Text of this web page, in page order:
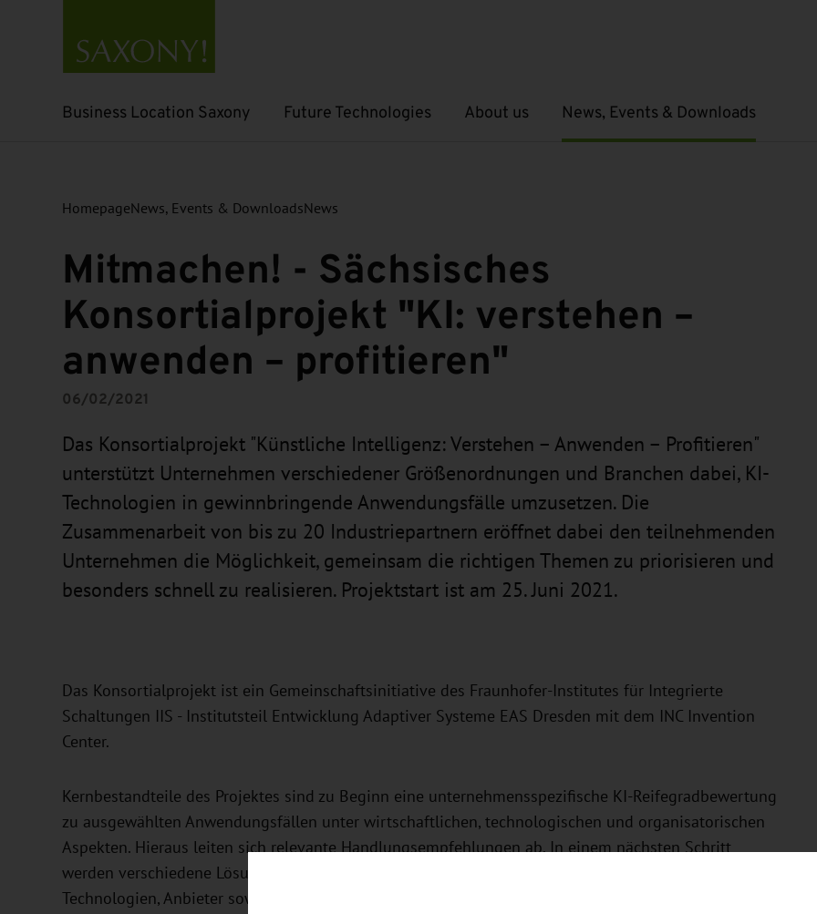
Business Location Saxony
Open submenu Future Technologies
Open submenu About us
Open submenu News, Events & Downloads
Open submenu
HomepageNews, Events & DownloadsNews
Mitmachen! - Sächsisches
Konsortialprojekt "KI: verstehen –
anwenden – profitieren"
06/02/2021
Das Konsortialprojekt "Künstliche Intelligenz: Verstehen – Anwenden – Profitieren"
unterstützt Unternehmen verschiedener Größenordnungen und Branchen dabei, KI-
Technologien in gewinnbringende Anwendungsfälle umzusetzen. Die
Zusammenarbeit von bis zu 20 Industriepartnern eröffnet dabei den teilnehmenden
Unternehmen die Möglichkeit, gemeinsam die richtigen Themen zu priorisieren und
besonders schnell zu realisieren. Projektstart ist am 25. Juni 2021.
Das Konsortialprojekt ist ein Gemeinschaftsinitiative des Fraunhofer-Institutes für Integrierte
Schaltungen IIS - Institutsteil Entwicklung Adaptiver Systeme EAS Dresden mit dem INC Invention
Center.
Kernbestandteile des Projektes sind zu Beginn eine unternehmensspezifische KI-Reifegradbewertung
zu ausgewählten Anwendungsfällen unter wirtschaftlichen, technologischen und organisatorischen
Aspekten. Hieraus leiten sich relevante Handlungsempfehlungen ab. In einem nächsten Schritt
werden verschiedene Lösungswege zur Umsetzung der Anwendungsfälle ausgearbeitet und
Technologien, Anbieter sowie mögliche Kooperationspartner identifiziert. Außerdem werden auch